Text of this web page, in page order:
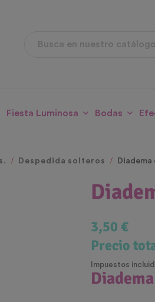
Fiesta Luminosa Bodas
Despedida solteros
3,50 €
Precio
Impuestos